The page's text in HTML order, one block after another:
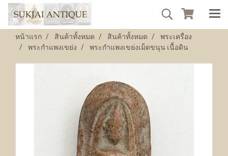
หน้าแรก สินค้าทั้งหมด สินค้าทั้งหมด
พระเครื่อง
พระกำแพงเขย่ง
พระกำแพงเขย่งเม็ดขนุน เนื้อดิน